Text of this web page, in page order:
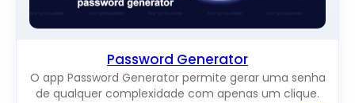
Password Generator
O app Password Generator permite gerar uma senha
de qualquer complexidade com apenas um clique.